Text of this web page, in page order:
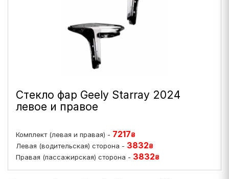
Стекло фар Geely Starray 2024
левое и правое
Комплект (левая и правая) - 7217₴
Левая (водительская) сторона - 3832₴
Правая (пассажирская) сторона - 3832₴